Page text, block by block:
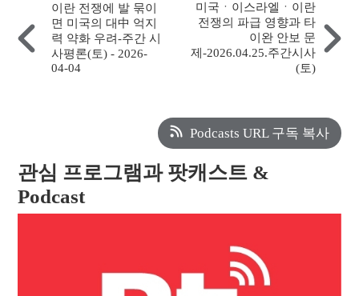
이란 전쟁에 발 묶이
면 미국의 대中 억지
력 약화 우려-주간 시
사평론(토) - 2026-
04-04
미국ㆍ이스라엘ㆍ이란
전쟁의 파급 영향과 타
이완 안보 문
제-2026.04.25.주간시사
(토)
Podcasts URL 구독 복사
관심 프로그램과 팟캐스트 &
Podcast